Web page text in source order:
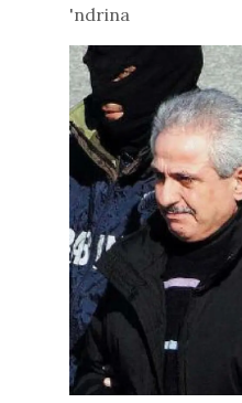
'ndrina